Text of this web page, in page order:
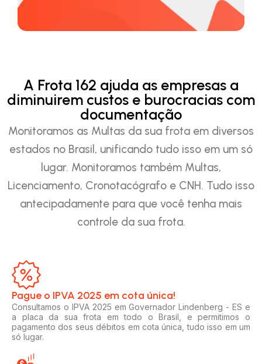
A Frota 162 ajuda as empresas a
diminuirem custos e burocracias com
documentação
Monitoramos as Multas da sua frota em diversos
estados no Brasil, unificando tudo isso em um só
lugar. Monitoramos também Multas,
Licenciamento, Cronotacógrafo e CNH. Tudo isso
antecipadamente para que você tenha mais
controle da sua frota.
Pague o IPVA 2025 em cota única!​
Consultamos o IPVA 2025 em Governador Lindenberg - ES e
a placa da sua frota em todo o Brasil, e permitimos o
pagamento dos seus débitos em cota única, tudo isso em um
só lugar.